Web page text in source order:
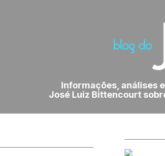
Informações, análises
José Luiz Bittencourt